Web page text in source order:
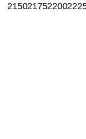
215021752200